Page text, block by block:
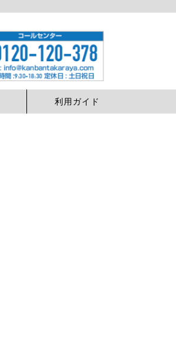
利用ガイド